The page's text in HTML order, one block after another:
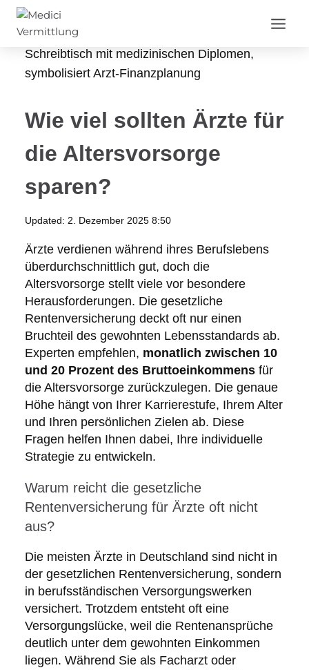
Zum
Wie viel sollten Ärzte für
die Altersvorsorge
sparen?
Updated: 2. Dezember 2025 8:50
Ärzte verdienen während ihres Berufslebens
überdurchschnittlich gut, doch die
Altersvorsorge stellt viele vor besondere
Herausforderungen. Die gesetzliche
Rentenversicherung deckt oft nur einen
Bruchteil des gewohnten Lebensstandards ab.
Experten empfehlen, monatlich zwischen 10
und 20 Prozent des Bruttoeinkommensfür
die Altersvorsorge zurückzulegen. Die genaue
Höhe hängt von Ihrer Karrierestufe, Ihrem Alter
und Ihren persönlichen Zielen ab. Diese
Fragen helfen Ihnen dabei, Ihre individuelle
Strategie zu entwickeln.
Warum reicht die gesetzliche
Rentenversicherung für Ärzte oft nicht
aus?
Die meisten Ärzte in Deutschland sind nicht in
der gesetzlichen Rentenversicherung, sondern
in berufsständischen Versorgungswerken
versichert. Trotzdem entsteht oft eine
Versorgungslücke, weil die Rentenansprüche
deutlich unter dem gewohnten Einkommen
liegen. Während Sie als Facharzt oder